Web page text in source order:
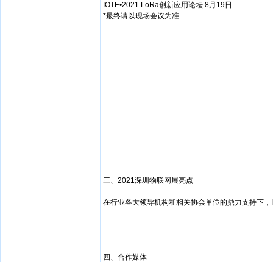
IOTE•2021 LoRa创新应用论坛 8月19日
*最终请以现场会议为准
三、2021深圳物联网展亮点
在行业各大领导机构和相关协会单位的鼎力支持下
四、合作媒体